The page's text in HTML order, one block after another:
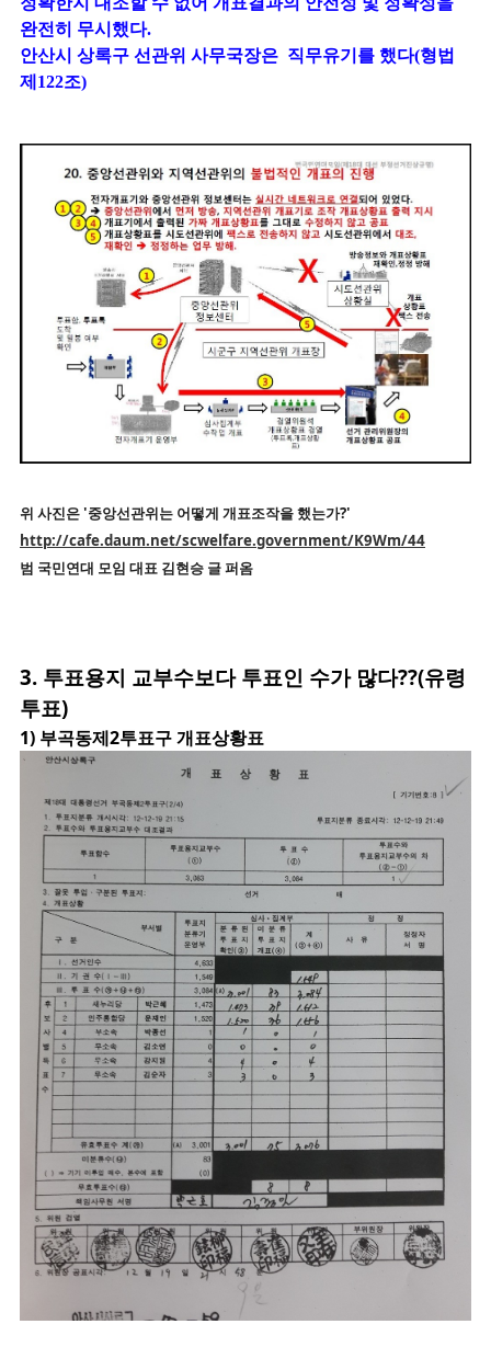
완전히 무시했다.
안산시 상록구 선관위 사무국장은 직무유기를 했다(형법
제122조)
위 사진은 '중앙선관위는 어떻게 개표조작을 했는가?'
http://cafe.daum.net/scwelfare.government/K9Wm/44
범 국민연대 모임 대표 김현승 글 퍼옴
3. 투표용지 교부수보다 투표인 수가 많다??(유령
투표)
1) 부곡동제2투표구 개표상황표